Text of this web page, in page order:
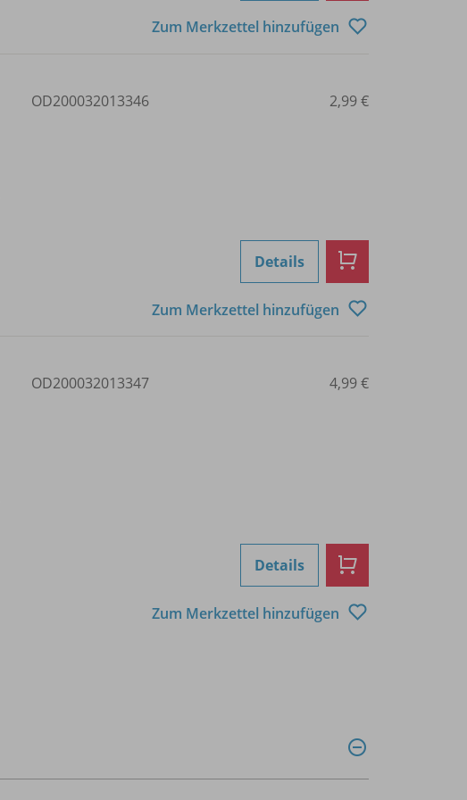
Zum Merkzettel hinzufügen
OD200032013346 2,99 €
Details
Zum Merkzettel hinzufügen
OD200032013347 4,99 €
Details
Zum Merkzettel hinzufügen